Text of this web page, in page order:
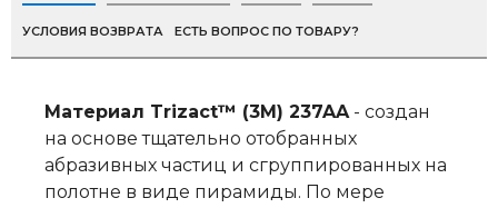
УСЛОВИЯ ВОЗВРАТА ЕСТЬ ВОПРОС ПО ТОВАРУ?
Материал Trizact™ (3M) 237AA- создан
на основе тщательно отобранных
абразивных частиц и сгруппированных на
полотне в виде пирамиды. По мере